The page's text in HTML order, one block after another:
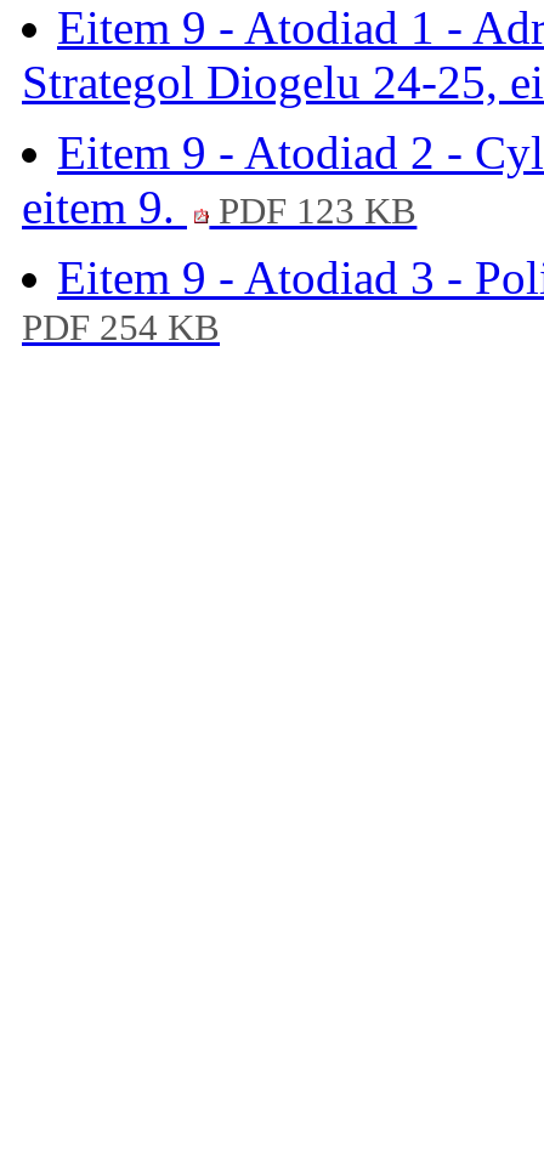
Eitem 9 - Atodiad 1 -
Strategol Diogelu 24-25,
Eitem 9 - Atodiad 2 -
eitem 9.
PDF 123 KB
Eitem 9 - Atodiad 3 -
PDF 254 KB